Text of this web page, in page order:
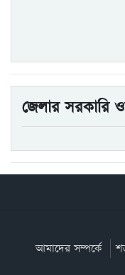
জেলার সরকারি
আমাদের সম্পর্কে